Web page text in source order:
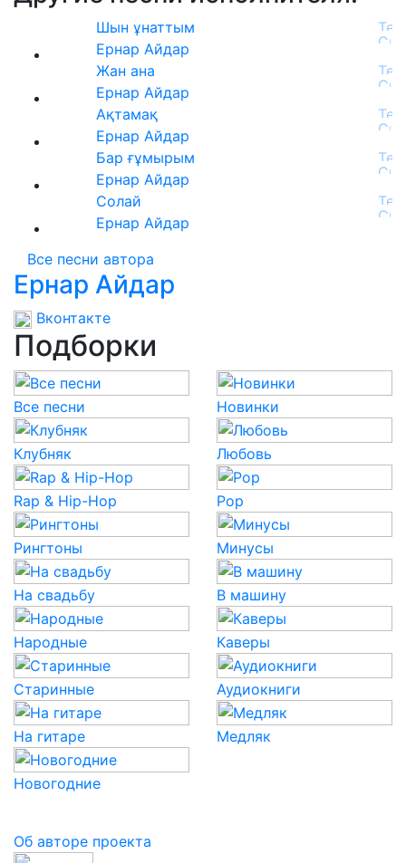
Шын ұнаттым
Ернар Айдар
Жан ана
Ернар Айдар
Ақтамақ
Ернар Айдар
Бар ғұмырым
Ернар Айдар
Солай
Ернар Айдар
Все песни автора
Ернар Айдар
Вконтакте
Подборки
Все песни Новинки
Клубняк Любовь
Rap & Hip-Hop Pop
Рингтоны Минусы
На свадьбу В машину
Народные Каверы
Старинные Аудиокниги
На гитаре Медляк
Новогодние
Об авторе проекта